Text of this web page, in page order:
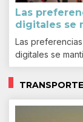
Las
digitales se
Las
digitales se